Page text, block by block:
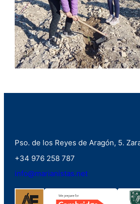
Pso. de los Reyes de Aragón, 5.
+34 976 258 787
info@marianistas.net